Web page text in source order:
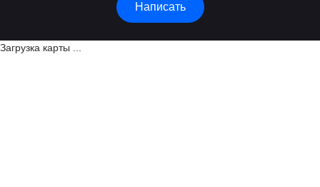
Написать
Загрузка карты ...